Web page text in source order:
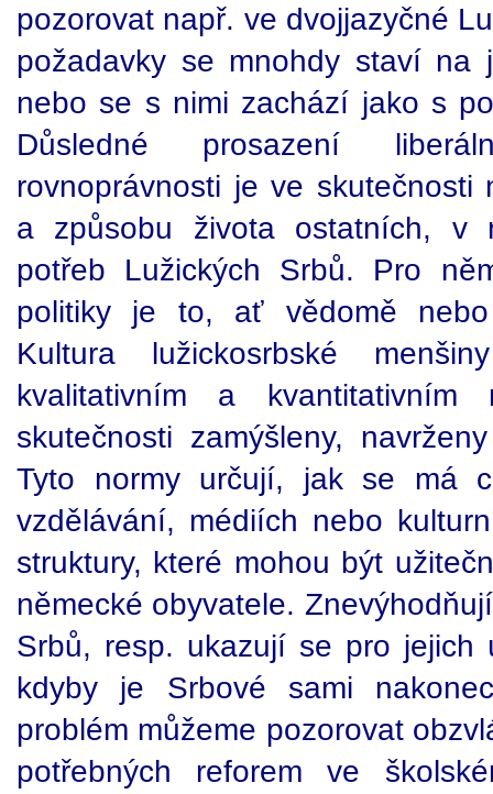
pozorovat např. ve dvojjazyčné
požadavky se mnohdy staví na
nebo se s nimi zachází jako s
Důsledné prosazení
rovnoprávnosti je ve skutečnosti
a způsobu života ostatních, v
potřeb Lužických Srbů. Pro
politiky je to, ať vědomě nebo
Kultura lužickosrbské
kvalitativním a
skutečnosti zamýšleny,
Tyto normy určují, jak se má
vzdělávání, médiích nebo
struktury, které mohou být
německé obyvatele.
Srbů, resp. ukazují se pro jejich
kdyby je Srbové sami
problém můžeme pozorovat
potřebných reforem ve